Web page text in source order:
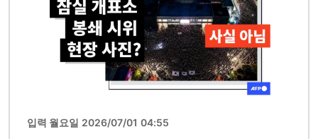
입력 월요일 2026/07/01 04:55